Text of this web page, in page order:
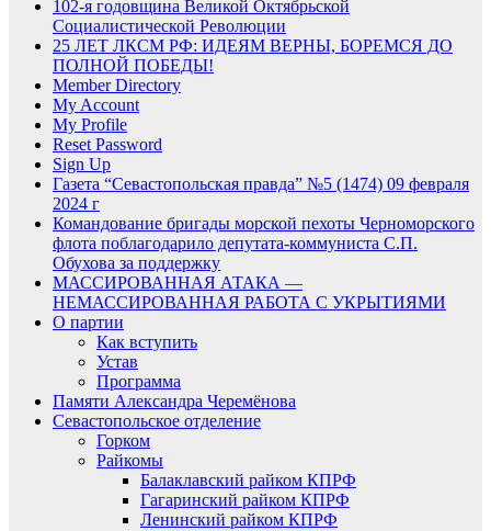
102-я годовщина Великой Октябрьской
Социалистической Революции
25 ЛЕТ ЛКСМ РФ: ИДЕЯМ ВЕРНЫ, БОРЕМСЯ ДО
ПОЛНОЙ ПОБЕДЫ!
Member Directory
My Account
My Profile
Reset Password
Sign Up
Газета “Севастопольская правда” №5 (1474) 09 февраля
2024 г
Командование бригады морской пехоты Черноморского
флота поблагодарило депутата-коммуниста С.П.
Обухова за поддержку
МАССИРОВАННАЯ АТАКА —
НЕМАССИРОВАННАЯ РАБОТА С УКРЫТИЯМИ
О партии
Как вступить
Устав
Программа
Памяти Александра Черемёнова
Севастопольское отделение
Горком
Райкомы
Балаклавский райком КПРФ
Гагаринский райком КПРФ
Ленинский райком КПРФ